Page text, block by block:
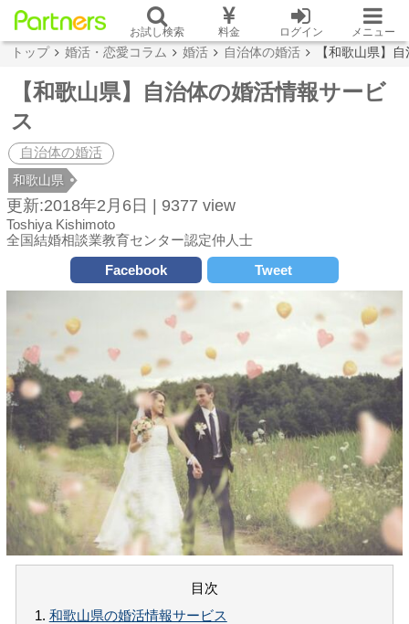
お試し検索 料金 ログイン メニュー
トップ 婚活・恋愛コラム 婚活 自治体の婚活 【和歌山県】
【和歌山県】自治体の婚活情報サービ
ス
自治体の婚活
和歌山県
更新:2018年2月6日 | 9377 view
Toshiya Kishimoto
全国結婚相談業教育センター認定仲人士
Facebook
Tweet
目次
1. 和歌山県の婚活情報サービス